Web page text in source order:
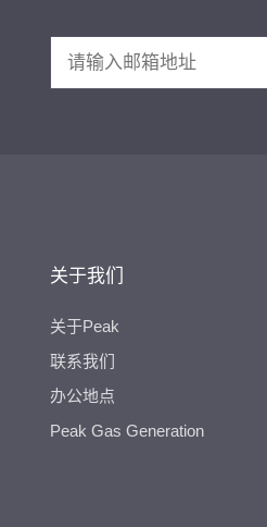
关于我们
关于Peak
联系我们
办公地点
Peak Gas Generation